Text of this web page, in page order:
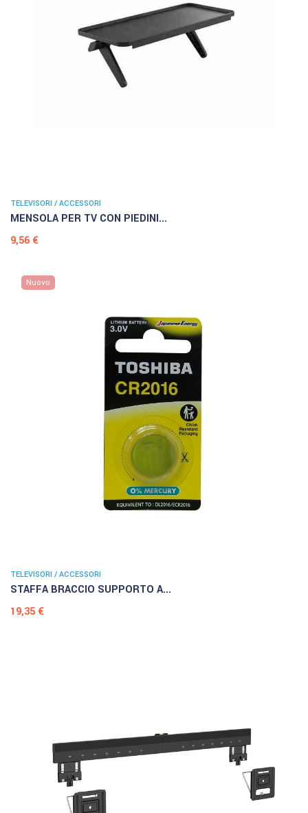
TELEVISORI / ACCESSORI
MENSOLA PER TV CON PIEDINI...
Prezzo
9,56 €
Nuovo
TELEVISORI / ACCESSORI
STAFFA BRACCIO SUPPORTO A...
Prezzo
19,35 €